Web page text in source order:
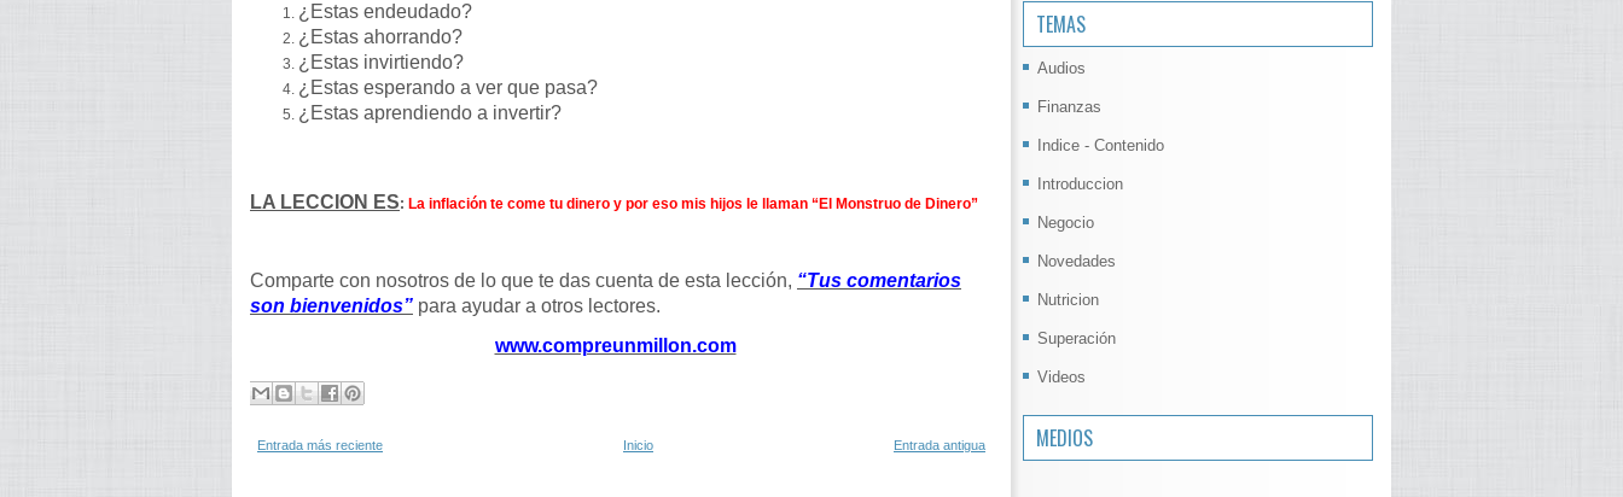
¿Estas endeudado?
¿Estas ahorrando?
¿Estas invirtiendo?
¿Estas esperando a ver que pasa?
¿Estas aprendiendo a invertir?
LA LECCION ES: La inflación te come tu dinero y por eso mis hijos le llaman “El Monstruo de Dinero”
Comparte con nosotros de lo que te das cuenta de esta lección, “Tus comentarios
son bienvenidos” para ayudar a otros lectores.
www.compreunmillon.com
Entrada más reciente Entrada antigua
Inicio
TEMAS
Audios
Finanzas
Indice - Contenido
Introduccion
Negocio
Novedades
Nutricion
Superación
Videos
MEDIOS